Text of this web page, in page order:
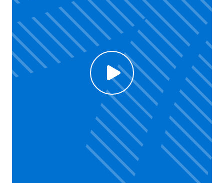
Voir la vidéo
Click to enable Youtube cookies and see content